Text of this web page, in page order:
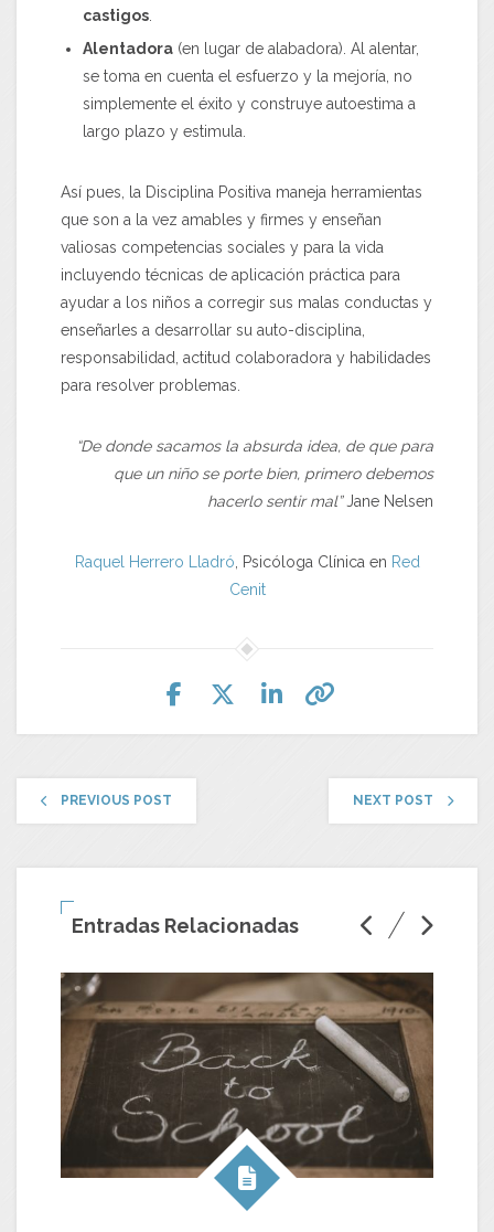
castigos.
Alentadora (en lugar de alabadora). Al alentar,
se toma en cuenta el esfuerzo y la mejoría, no
simplemente el éxito y construye autoestima a
largo plazo y estimula.
Así pues, la Disciplina Positiva maneja herramientas
que son a la vez amables y firmes y enseñan
valiosas competencias sociales y para la vida
incluyendo técnicas de aplicación práctica para
ayudar a los niños a corregir sus malas conductas y
enseñarles a desarrollar su auto-disciplina,
responsabilidad, actitud colaboradora y habilidades
para resolver problemas.
“De donde sacamos la absurda idea, de que para
que un niño se porte bien, primero debemos
hacerlo sentir mal”Jane Nelsen
Raquel Herrero Lladró, Psicóloga Clínica en Red
Cenit
PREVIOUS POST NEXT POST
Entradas Relacionadas